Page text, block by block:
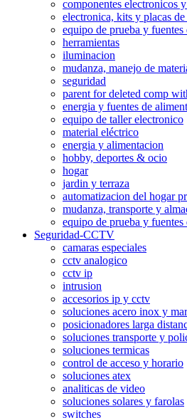
componentes electronicos
electronica, kits y placas
equipo de prueba y
herramientas
iluminacion
mudanza, manejo de
seguridad
parent for deleted comp
energia y fuentes de
equipo de taller electronico
material eléctrico
energia y alimentacion
hobby, deportes & ocio
hogar
jardin y terraza
automatizacion del hogar
mudanza, transporte y
equipo de prueba y fuentes
Seguridad-CCTV
camaras especiales
cctv analogico
cctv ip
intrusion
accesorios ip y cctv
soluciones acero inox y
posicionadores larga
soluciones transporte y
soluciones termicas
control de acceso y horario
soluciones atex
analiticas de video
soluciones solares y farolas
switches